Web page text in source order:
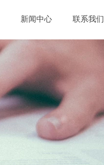
新闻中心 联系我们